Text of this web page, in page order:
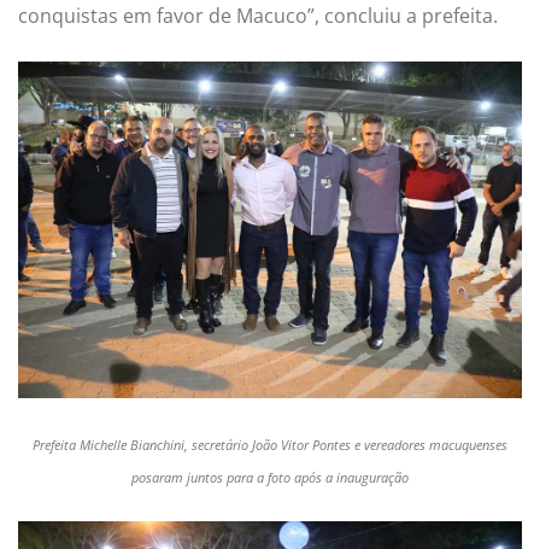
conquistas em favor de Macuco”, concluiu a prefeita.
Prefeita Michelle Bianchini, secretário João Vitor Pontes e vereadores macuquenses
posaram juntos para a foto após a inauguração